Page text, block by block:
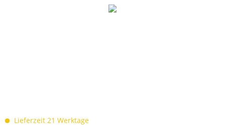
Lieferzeit 21 Werktage